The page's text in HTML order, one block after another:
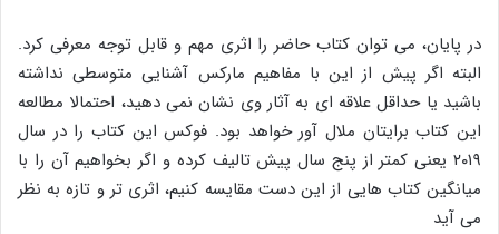
در پایان، می توان کتاب حاضر را اثری مهم و قابل توجه معرفی کرد.
البته اگر پیش از این با مفاهیم مارکس آشنایی متوسطی نداشته
باشید یا حداقل علاقه ای به آثار وی نشان نمی دهید، احتمالا مطالعه
این کتاب برایتان ملال آور خواهد بود. فوکس این کتاب را در سال
۲۰۱۹ یعنی کمتر از پنج سال پیش تالیف کرده و اگر بخواهیم آن را با
میانگین کتاب هایی از این دست مقایسه کنیم، اثری تر و تازه به نظر
می آید